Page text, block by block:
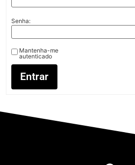
Senha:
Mantenha-me
autenticado
Entrar